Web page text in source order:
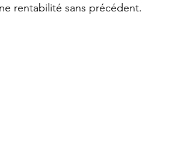
rentabilité sans précédent.